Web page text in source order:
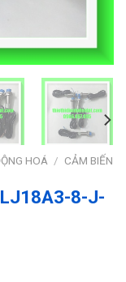
HOÁ / CẢM BIẾN
8-J-